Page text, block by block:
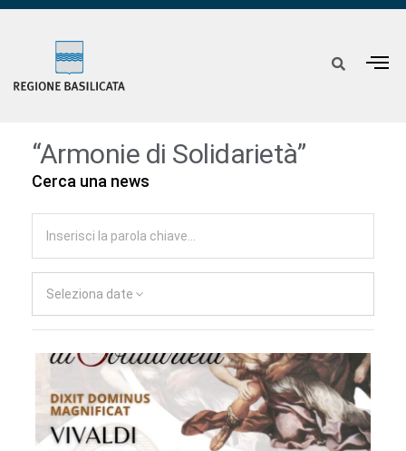
“Armonie di Solidarietà”
Cerca una news
Seleziona date